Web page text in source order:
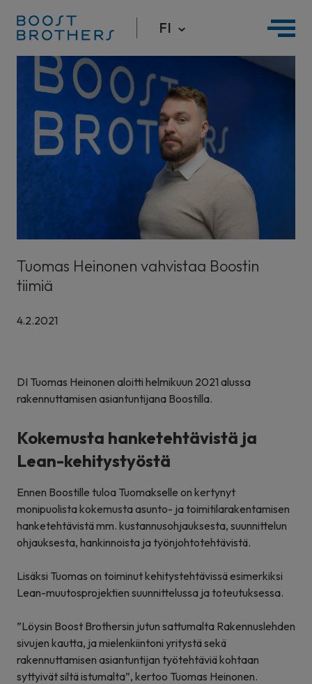
FI
Tuomas Heinonen vahvistaa Boostin
tiimiä
4.2.2021
DI Tuomas Heinonen aloitti helmikuun 2021 alussa
rakennuttamisen asiantuntijana Boostilla.
Kokemusta hanketehtävistä ja
Lean-kehitystyöstä
Ennen Boostille tuloa Tuomakselle on kertynyt
monipuolista kokemusta asunto- ja toimitilarakentamisen
hanketehtävistä mm. kustannusohjauksesta, suunnittelun
ohjauksesta, hankinnoista ja työnjohtotehtävistä.
Lisäksi Tuomas on toiminut kehitystehtävissä esimerkiksi
Lean-muutosprojektien suunnittelussa ja toteutuksessa.
”Löysin Boost Brothersin jutun sattumalta Rakennuslehden
sivujen kautta, ja mielenkiintoni yritystä sekä
rakennuttamisen asiantuntijan työtehtäviä kohtaan
syttyivät siltä istumalta”, kertoo Tuomas Heinonen.